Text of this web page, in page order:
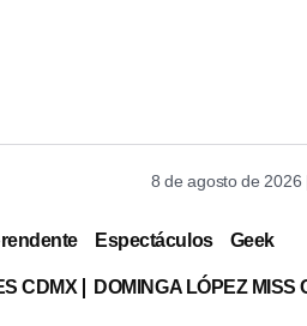
8 de agosto de 2026
Espectáculos Geek
CDMX DOMINGA LÓPEZ MISS